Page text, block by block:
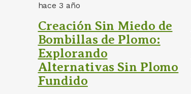
hace 3 año
Creación Sin Miedo de
Bombillas de Plomo:
Explorando
Alternativas Sin Plomo
Fundido